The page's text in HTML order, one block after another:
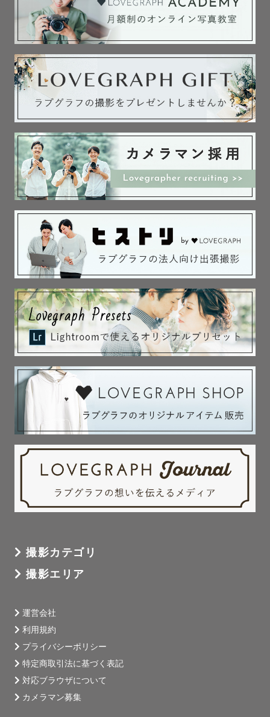
撮影カテゴリ
撮影エリア
運営会社
利用規約
プライバシーポリシー
特定商取引法に基づく表記
対応ブラウザについて
カメラマン募集